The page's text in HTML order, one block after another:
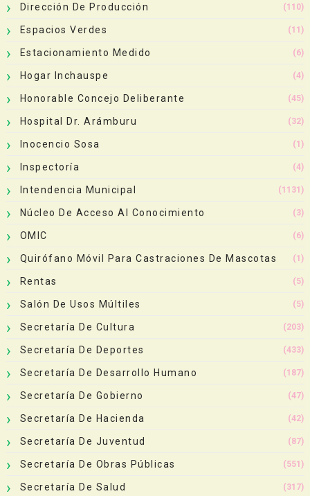
Dirección De Producción (110)
Espacios Verdes (11)
Estacionamiento Medido (6)
Hogar Inchauspe (4)
Honorable Concejo Deliberante (45)
Hospital Dr. Arámburu (32)
Inocencio Sosa (1)
Inspectoría (4)
Intendencia Municipal (1131)
Núcleo De Acceso Al Conocimiento (3)
OMIC (6)
Quirófano Móvil Para Castraciones De Mascotas (1)
Rentas (5)
Salón De Usos Múltiles (5)
Secretaría De Cultura (203)
Secretaría De Deportes (433)
Secretaría De Desarrollo Humano (187)
Secretaría De Gobierno (47)
Secretaría De Hacienda (42)
Secretaría De Juventud (87)
Secretaría De Obras Públicas (551)
Secretaría De Salud (317)